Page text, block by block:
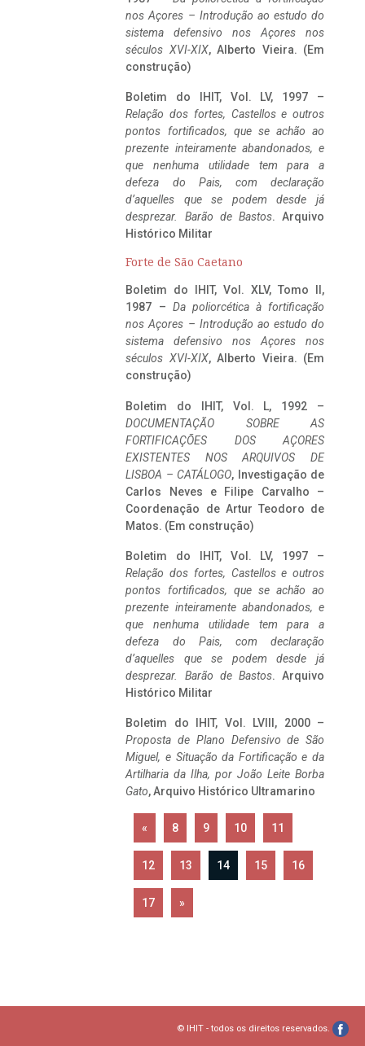
nos Açores – Introdução ao estudo do
sistema defensivo nos Açores nos
séculos XVI-XIX, Alberto Vieira. (Em
construção)
Boletim do IHIT, Vol. LV, 1997 –
Relação dos fortes, Castellos e outros
pontos fortificados, que se achão ao
prezente inteiramente abandonados, e
que nenhuma utilidade tem para a
defeza do Pais, com declaração
d’aquelles que se podem desde já
desprezar. Barão de Bastos. Arquivo
Histórico Militar
Forte de São Caetano
Boletim do IHIT, Vol. XLV, Tomo II,
1987 – Da poliorcética à fortificação
nos Açores – Introdução ao estudo do
sistema defensivo nos Açores nos
séculos XVI-XIX, Alberto Vieira. (Em
construção)
Boletim do IHIT, Vol. L, 1992 –
DOCUMENTAÇÃO SOBRE AS
FORTIFICAÇÕES DOS AÇORES
EXISTENTES NOS ARQUIVOS DE
LISBOA – CATÁLOGO, Investigação de
Carlos Neves e Filipe Carvalho –
Coordenação de Artur Teodoro de
Matos. (Em construção)
Boletim do IHIT, Vol. LV, 1997 –
Relação dos fortes, Castellos e outros
pontos fortificados, que se achão ao
prezente inteiramente abandonados, e
que nenhuma utilidade tem para a
defeza do Pais, com declaração
d’aquelles que se podem desde já
desprezar. Barão de Bastos. Arquivo
Histórico Militar
Boletim do IHIT, Vol. LVIII, 2000 –
Proposta de Plano Defensivo de São
Miguel, e Situação da Fortificação e da
Artilharia da Ilha, por João Leite Borba
Gato, Arquivo Histórico Ultramarino
« 8 9 10 11
12 13 14 15 16
17 »
© IHIT - todos os direitos reservados.